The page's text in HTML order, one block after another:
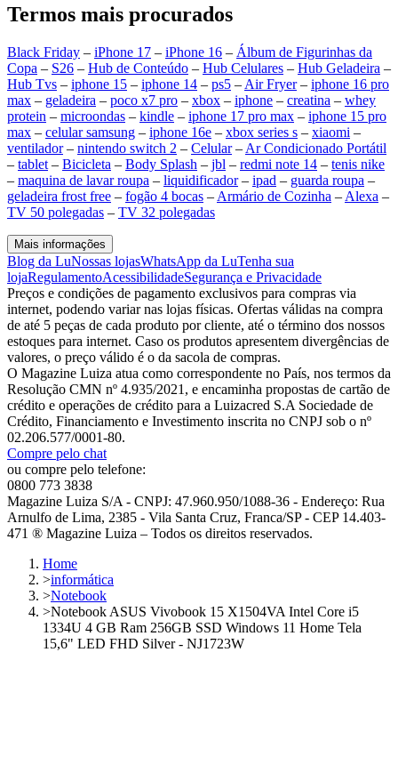
Termos mais procurados
Black Friday – iPhone 17 – iPhone 16 – Álbum de Figurinhas da
Copa – S26 – Hub de Conteúdo – Hub Celulares – Hub Geladeira –
Hub Tvs – iphone 15 – iphone 14 – ps5 – Air Fryer– iphone 16 pro
max – geladeira – poco x7 pro – xbox – iphone – creatina – whey
protein – microondas – kindle – iphone 17 pro max – iphone 15 pro
max – celular samsung – iphone 16e – xbox series s – xiaomi –
ventilador– nintendo switch 2 – Celular– Ar Condicionado Portátil
– tablet – Bicicleta – Body Splash – jbl – redmi note 14 – tenis nike
– maquina de lavar roupa – liquidificador– ipad – guarda roupa –
geladeira frost free – fogão 4 bocas – Armário de Cozinha – Alexa –
TV 50 polegadas – TV 32 polegadas
Mais informações
Blog da LuNossas lojasWhatsApp da LuTenha sua
lojaRegulamentoAcessibilidadeSegurança e Privacidade
Preços e condições de pagamento exclusivos para compras via
internet, podendo variar nas lojas físicas. Ofertas válidas na compra
de até 5 peças de cada produto por cliente, até o término dos nossos
estoques para internet. Caso os produtos apresentem divergências de
valores, o preço válido é o da sacola de compras.
O Magazine Luiza atua como correspondente no País, nos termos da
Resolução CMN nº 4.935/2021, e encaminha propostas de cartão de
crédito e operações de crédito para a Luizacred S.A Sociedade de
Crédito, Financiamento e Investimento inscrita no CNPJ sob o nº
02.206.577/0001-80.
Compre pelo chat
ou compre pelo telefone:
0800 773 3838
Magazine Luiza S/A - CNPJ: 47.960.950/1088-36 - Endereço: Rua
Arnulfo de Lima, 2385 - Vila Santa Cruz, Franca/SP - CEP 14.403-
471 ® Magazine Luiza – Todos os direitos reservados.
Home
>informática
>Notebook
>Notebook ASUS Vivobook 15 X1504VA Intel Core i5
1334U 4 GB Ram 256GB SSD Windows 11 Home Tela
15,6" LED FHD Silver - NJ1723W